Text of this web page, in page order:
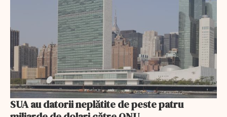
SUA au datorii neplătite de peste patru